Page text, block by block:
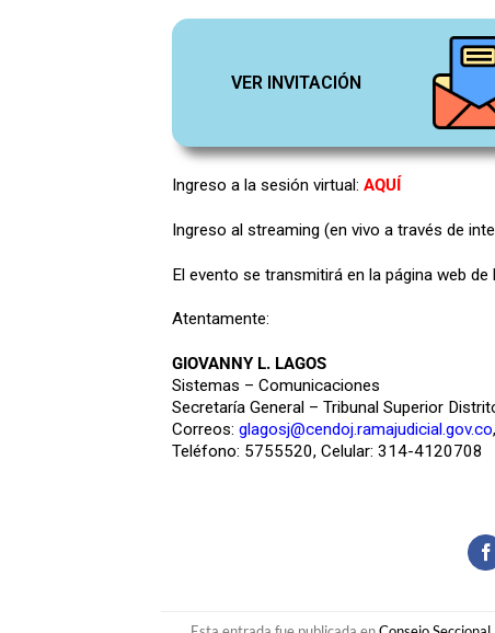
VER INVITACIÓN
Ingreso a la sesión virtual: AQUÍ
Ingreso al streaming (en vivo a través de
El evento se transmitirá en la página web de
Atentamente:
GIOVANNY L. LAGOS
Sistemas – Comunicaciones
Secretaría General – Tribunal Superior
Correos: glagosj@cendoj.ramajudicial.gov.co,
Teléfono: 5755520, Celular: 314-4120708